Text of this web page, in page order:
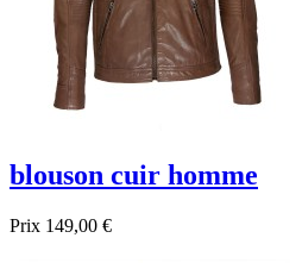
blouson cuir homme
Prix 149,00 €